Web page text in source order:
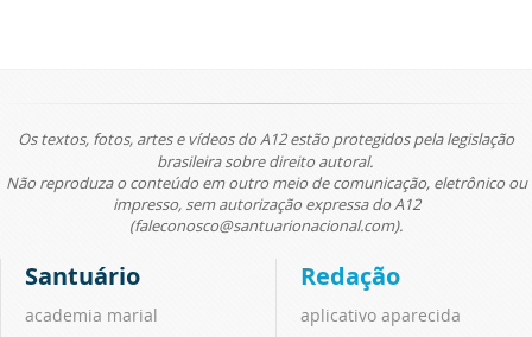
Os textos, fotos, artes e vídeos do A12 estão protegidos pela legislação
brasileira sobre direito autoral.
Não reproduza o conteúdo em outro meio de comunicação, eletrônico ou
impresso, sem autorização expressa do A12
(faleconosco@santuarionacional.com).
Santuário
academia marial
Redação
aplicativo aparecida